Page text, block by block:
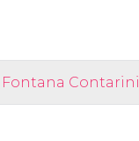
Fontana Contarini